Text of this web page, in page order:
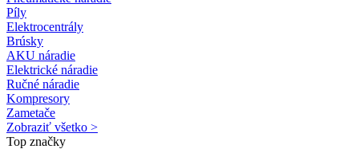
Píly
Elektrocentrály
Brúsky
AKU náradie
Elektrické náradie
Ručné náradie
Kompresory
Zametače
Zobraziť všetko >
Top značky